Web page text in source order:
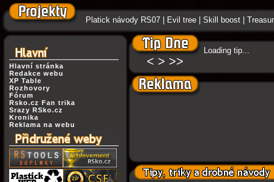
Platick návody RS07 Evil tree Skill boost
Hlavní stránka
Redakce webu
XP Table
Rozhovory
Fórum
Rsko.cz Fan trika
Srazy RSko.cz
Kronika
Reklama na webu
< > >>
Loading tip...